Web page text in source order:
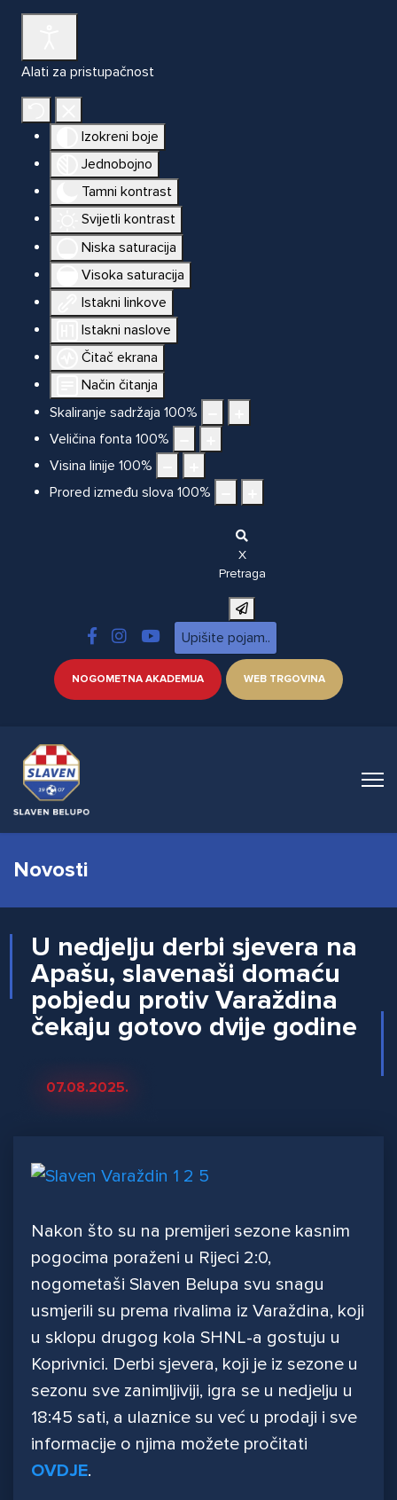
Alati za pristupačnost
Izokreni boje
Jednobojno
Tamni kontrast
Svijetli kontrast
Niska saturacija
Visoka saturacija
Istakni linkove
Istakni naslove
Čitač ekrana
Način čitanja
Skaliranje sadržaja 100%
Veličina fonta 100%
Visina linije 100%
Prored između slova 100%
X
Pretraga
NOGOMETNA AKADEMIJA WEB TRGOVINA
Novosti
U nedjelju derbi sjevera na
Apašu, slavenaši domaću
pobjedu protiv Varaždina
čekaju gotovo dvije godine
07.08.2025.
Nakon što su na premijeri sezone kasnim
pogocima poraženi u Rijeci 2:0,
nogometaši Slaven Belupa svu snagu
usmjerili su prema rivalima iz Varaždina, koji
u sklopu drugog kola SHNL-a gostuju u
Koprivnici. Derbi sjevera, koji je iz sezone u
sezonu sve zanimljiviji, igra se u nedjelju u
18:45 sati, a ulaznice su već u prodaji i sve
informacije o njima možete pročitati
OVDJE.